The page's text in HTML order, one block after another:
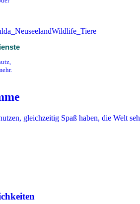
gleichzeitig Spaß haben, die Welt